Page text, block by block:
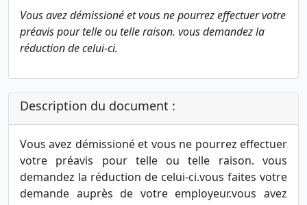
Vous avez démissioné et vous ne pourrez effectuer votre
préavis pour telle ou telle raison. vous demandez la
réduction de celui-ci.
Description du document :
Vous avez démissioné et vous ne pourrez effectuer
votre préavis pour telle ou telle raison. vous
demandez la réduction de celui-ci.vous faites votre
demande auprès de votre employeur.vous avez